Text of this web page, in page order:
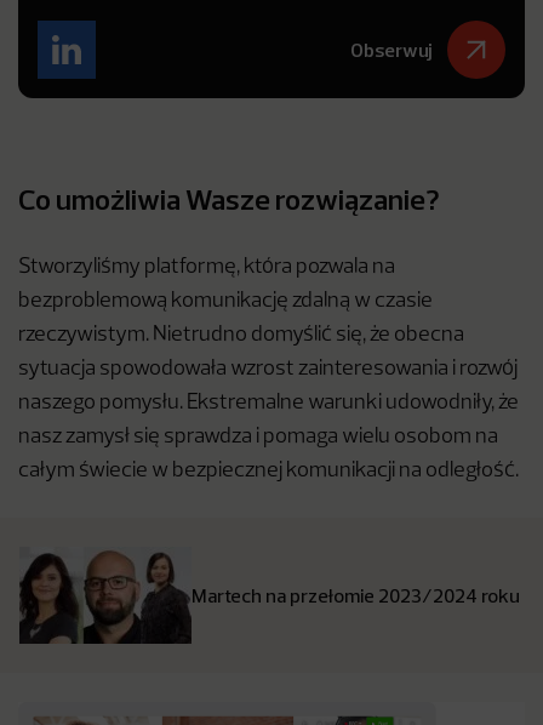
Obserwuj
Co umożliwia Wasze rozwiązanie?
Stworzyliśmy platformę, która pozwala na
bezproblemową komunikację zdalną w czasie
rzeczywistym. Nietrudno domyślić się, że obecna
sytuacja spowodowała wzrost zainteresowania i rozwój
naszego pomysłu. Ekstremalne warunki udowodniły, że
nasz zamysł się sprawdza i pomaga wielu osobom na
całym świecie w bezpiecznej komunikacji na odległość.
Martech na przełomie 2023/2024 roku